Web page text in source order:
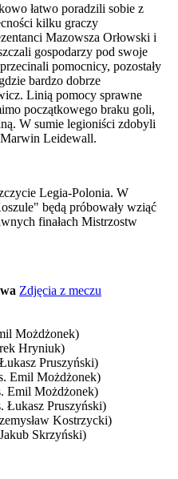
łatwo poradzili sobie z
kilku graczy
Mazowsza Orłowski i
gospodarzy pod swoje
pomocnicy, pozostały
bardzo dobrze
Linią pomocy sprawne
początkowego braku goli,
W sumie legioniści zdobyli
Marwin Leidewall.
Legia-Polonia. W
będą próbowały wziąć
finałach Mistrzostw
Zdjęcia z meczu
Możdżonek)
Hryniuk)
Pruszyński)
Emil Możdżonek)
Emil Możdżonek)
Łukasz Pruszyński)
Kostrzycki)
Skrzyński)